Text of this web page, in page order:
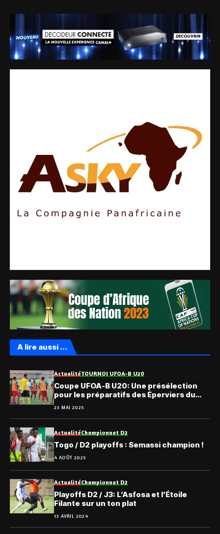
A lire aussi ...
ActualitéTOURNOI UFOA-B U20
Coupe UFOA-B U20: Une présélection
pour les préparatifs des Éperviers du
Togo
23 MAI 2025
ActualitéChampionnat D2
Togo / D2 playoffs : Semassi champion !
4 AOÛT 2025
ActualitéChampionnat D2
Playoffs D2 / J3: L’Asfosa et l’Étoile
Filante sur un ton plat
13 AVRIL 2024